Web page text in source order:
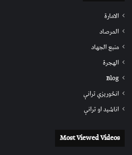
الامارة
المرصاد
منبع الجهاد
الهجرة
Blog
انځوریزي ترانې
اناشید او ترانې
Most Viewed Videos